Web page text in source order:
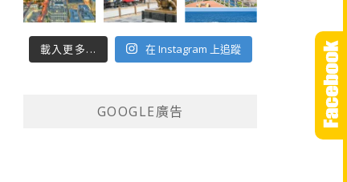
載入更多... 在 Instagram 上追蹤
GOOGLE廣告